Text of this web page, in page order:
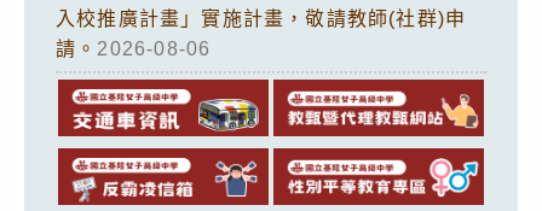
入校推廣計畫」實施計畫，敬請教師(社群)申
請。 2026-08-06